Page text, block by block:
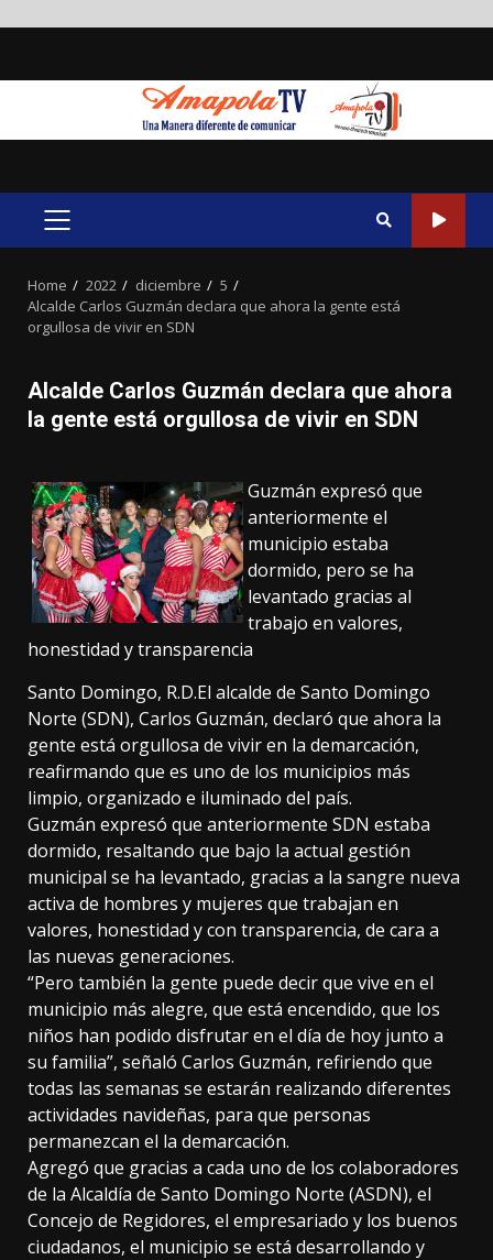
PRIMARY
Home 2022 diciembre
5
Alcalde Carlos Guzmán declara que ahora la gente está
orgullosa de vivir en SDN
Alcalde Carlos Guzmán declara que ahora
la gente está orgullosa de vivir en SDN
Guzmán expresó que
anteriormente el
municipio estaba
dormido, pero se ha
levantado gracias al
trabajo en valores,
honestidad y transparencia
Santo Domingo, R.D.El alcalde de Santo Domingo
Norte (SDN), Carlos Guzmán, declaró que ahora la
gente está orgullosa de vivir en la demarcación,
reafirmando que es uno de los municipios más
limpio, organizado e iluminado del país.
Guzmán expresó que anteriormente SDN estaba
dormido, resaltando que bajo la actual gestión
municipal se ha levantado, gracias a la sangre nueva
activa de hombres y mujeres que trabajan en
valores, honestidad y con transparencia, de cara a
las nuevas generaciones.
“Pero también la gente puede decir que vive en el
municipio más alegre, que está encendido, que los
niños han podido disfrutar en el día de hoy junto a
su familia”, señaló Carlos Guzmán, refiriendo que
todas las semanas se estarán realizando diferentes
actividades navideñas, para que personas
permanezcan el la demarcación.
Agregó que gracias a cada uno de los colaboradores
de la Alcaldía de Santo Domingo Norte (ASDN), el
Concejo de Regidores, el empresariado y los buenos
ciudadanos, el municipio se está desarrollando y